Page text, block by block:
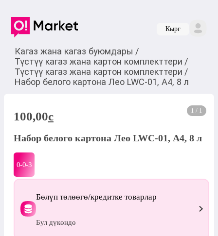
Кырг
Кагаз жана кагаз буюмдары /
Түстүү кагаз жана картон комплекттери /
Түстүү кагаз жана картон комплекттери /
Набор белого картона Лео LWC-01, А4, 8 л
1 / 1
100,00c
Набор белого картона Лео LWC-01, А4, 8 л
0-0-3
Бөлүп төлөөгө/кредитке товарлар
Бул дүкөндө